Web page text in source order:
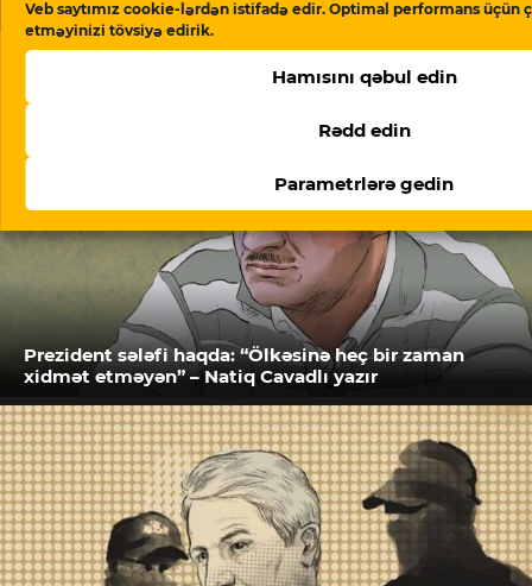
Veb saytımız cookie-lərdən istifadə edir. Optimal performans üçün
etməyinizi tövsiyə edirik.
Hamısını qəbul edin
Rədd edin
Parametrlərə gedin
Prezident sələfi haqda: “Ölkəsinə heç bir zaman
xidmət etməyən” – Natiq Cavadlı yazır